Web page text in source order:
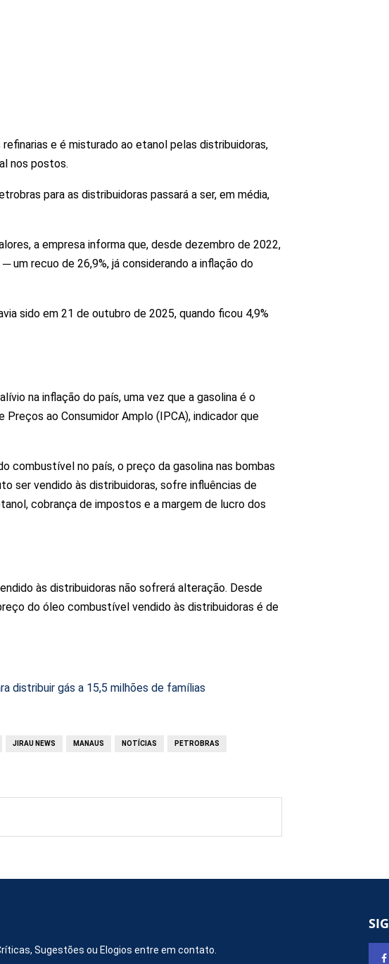
e é misturado ao etanol pelas distribuidoras,
nos postos.
para as distribuidoras passará a ser, em média,
a empresa informa que, desde dezembro de 2022,
um recuo de 26,9%, já considerando a inflação do
sido em 21 de outubro de 2025, quando ficou 4,9%
na inflação do país, uma vez que a gasolina é o
ao Consumidor Amplo (IPCA), indicador que
combustível no país, o preço da gasolina nas bombas
ser vendido às distribuidoras, sofre influências de
cobrança de impostos e a margem de lucro dos
às distribuidoras não sofrerá alteração. Desde
do óleo combustível vendido às distribuidoras é de
distribuir gás a 15,5 milhões de famílias
JIRAU NEWS MANAUS NOTÍCIAS PETROBRAS
Sugestões ou Elogios entre em contato.